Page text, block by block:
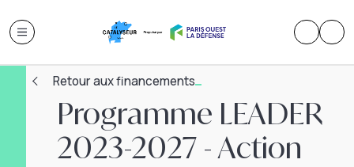
Retour aux financements
Programme LEADER
2023-2027 - Action